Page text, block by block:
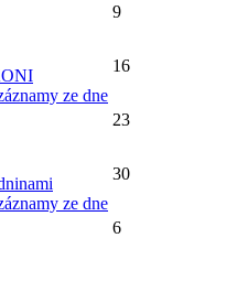
9
ze dne
16
23
ze dne
30
6